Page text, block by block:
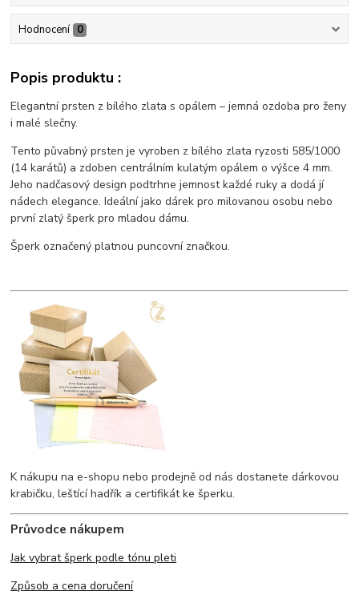
Hodnocení 0
Popis produktu :
Elegantní prsten z bílého zlata s opálem – jemná ozdoba pro ženy
i malé slečny.
Tento půvabný prsten je vyroben z bílého zlata ryzosti 585/1000
(14 karátů) a zdoben centrálním kulatým opálem o výšce 4 mm.
Jeho nadčasový design podtrhne jemnost každé ruky a dodá jí
nádech elegance. Ideální jako dárek pro milovanou osobu nebo
první zlatý šperk pro mladou dámu.
Šperk označený platnou puncovní značkou.
K nákupu na e-shopu nebo prodejně od nás dostanete dárkovou
krabičku, leštící hadřík a certifikát ke šperku.
Průvodce nákupem
Jak vybrat šperk podle tónu pleti
Způsob a cena doručení